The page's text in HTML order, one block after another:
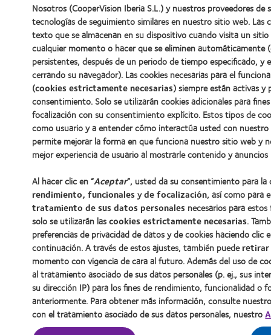
Nosotros (CooperVision Iberia S.L.) y nuestros proveedores de
tecnologías de seguimiento similares en nuestro sitio web. Las
texto que se almacenan en su dispositivo cuando visita un
cualquier momento o hacer que se eliminen automáticamente
persistentes, después de un periodo de tiempo especificado, y
cerrando su navegador). Las cookies necesarias para el
(cookies estrictamente necesarias) siempre están activas y
consentimiento. Solo se utilizarán cookies adicionales para
focalización con su consentimiento explícito. Estos tipos de
como usuario y a entender cómo interactúa usted con
permite mejorar la forma en que funciona nuestro sitio web y
mejor experiencia de usuario al mostrarle contenido y
Al hacer clic en “Aceptar”, usted da su consentimiento para
rendimiento, funcionalesyde focalización, así como para
tratamiento de sus datos personales necesarios para
solo se utilizarán lascookies estrictamente necesarias.
preferencias de privacidad de datos y de cookies haciendo clic
continuación. A través de estos ajustes, también puederetirar
momento con vigencia de cara al futuro. Además del uso de
al tratamiento asociado de sus datos personales (p. ej., sus
su dirección IP) para los fines de rendimiento, funcionalidad o
anteriormente. Para obtener más información, consulte
con el tratamiento asociado de sus datos personales, nuestro